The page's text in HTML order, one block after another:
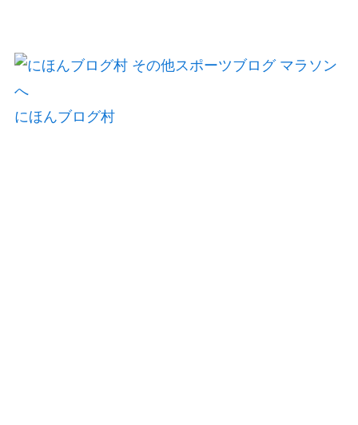
にほんブログ村